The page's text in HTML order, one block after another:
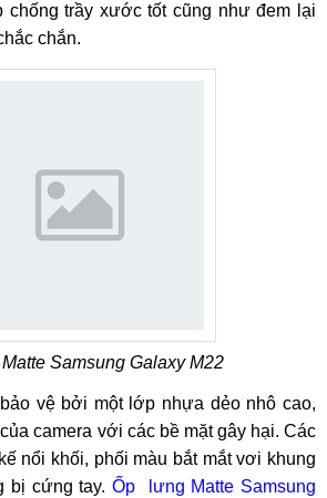
chống trầy xước tốt cũng như đem lại
chắn.
Samsung Galaxy M22
vệ bởi một lớp nhựa dẻo nhô cao,
camera với các bề mặt gây hại. Các
nổi khối, phối màu bắt mắt vơi khung
bị cứng tay.Ốp lưng Matte Samsung